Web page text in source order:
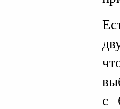
с